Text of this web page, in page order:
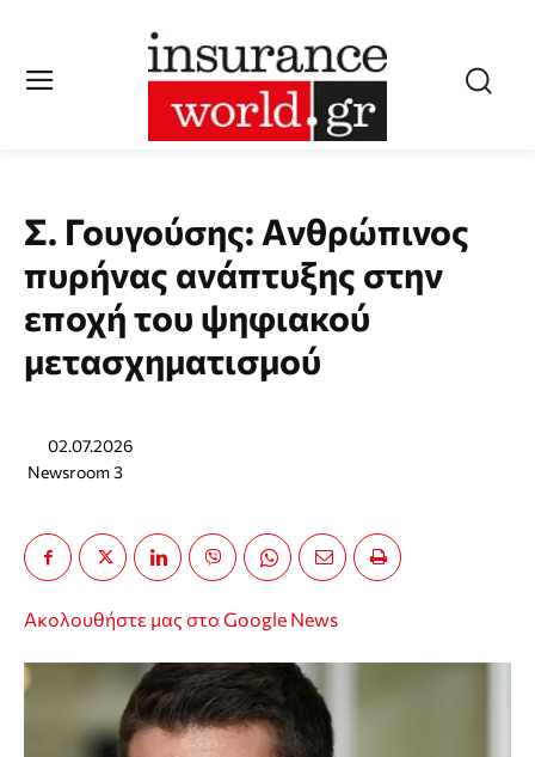
Σ. Γουγούσης: Ανθρώπινος
πυρήνας ανάπτυξης στην
εποχή του ψηφιακού
μετασχηματισμού
02.07.2026
Newsroom 3
Ακολουθήστε μας στο Google News